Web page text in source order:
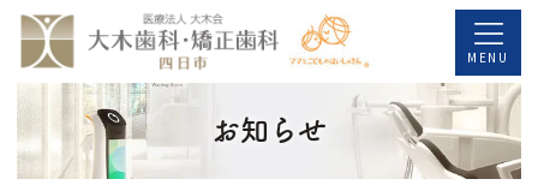
ン
ツ
ー
シ
お知らせ
MENU